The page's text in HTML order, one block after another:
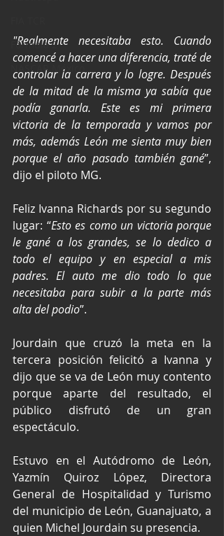
Fórmula 2
NASCAR México
"Realmente necesitaba esto. Cuando
comencé a hacer una diferencia, traté de
controlar la carrera y lo logre. Después
de la mitad de la misma ya sabía que
podía ganarla. Este es mi primera
victoria de la temporada y vamos por
más, además León me sienta muy bien
porque el año pasado también gané”,
dijo el piloto MG.
Feliz Ivanna Richards por su segundo
lugar: “Esto es como un victoria porque
le gané a los grandes, se lo dedico a
todo el equipo y en especial a mis
padres. El auto me dio todo lo que
necesitaba para subir a la parte más
alta del podio”.
Jourdain que cruzó la meta en la
tercera posición felicitó a Ivanna y
dijo que se va de León muy contento
porque aparte del resultado, el
público disfrutó de un gran
espectáculo.
Estuvo en el Autódromo de León,
Yazmín Quiroz López, Directora
General de Hospitalidad y Turismo
del municipio de León, Guanajuato, a
quien Michel Jourdain su presencia.